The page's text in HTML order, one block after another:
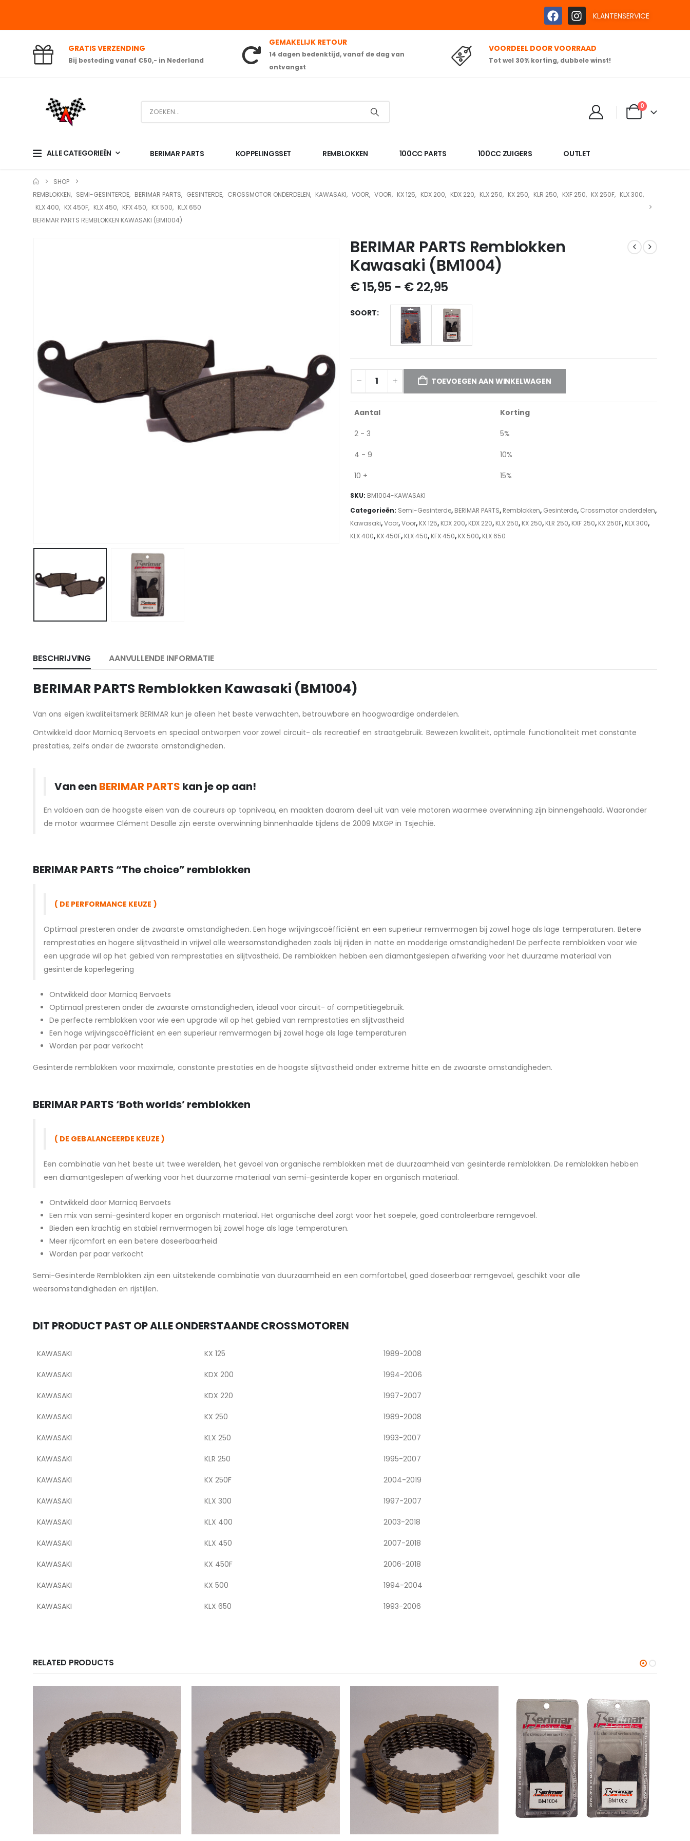
KLANTENSERVICE
GRATIS VERZENDING
Bij besteding vanaf €50,- in Nederland
GEMAKELIJK RETOUR
14 dagen bedenktijd, vanaf de dag van
ontvangst
VOORDEEL DOOR VOORRAAD
Tot wel 30% korting, dubbele winst!
0
ALLE CATEGORIEËN BERIMAR PARTS KOPPELINGSSET REMBLOKKEN 100CC PARTS 100CC ZUIGERS OUTLET
SHOP
REMBLOKKEN, SEMI-GESINTERDE, BERIMAR PARTS, GESINTERDE, CROSSMOTOR ONDERDELEN, KAWASAKI, VOOR, VOOR, KX 125, KDX 200, KDX 220, KLX 250, KX 250, KLR 250, KXF 250, KX 250F, KLX 300,
KLX 400, KX 450F, KLX 450, KFX 450, KX 500, KLX 650
BERIMAR PARTS REMBLOKKEN KAWASAKI (BM1004)
BERIMAR PARTS Remblokken
Kawasaki (BM1004)
€15,95 - €22,95
SOORT
TOEVOEGEN AAN WINKELWAGEN
Aantal Korting
2 - 3 5%
4 - 9 10%
10 + 15%
SKU: BM1004-KAWASAKI
Categorieën: Semi-Gesinterde, BERIMAR PARTS, Remblokken, Gesinterde, Crossmotor onderdelen,
Kawasaki,Voor,Voor, KX 125, KDX 200, KDX 220, KLX 250, KX 250, KLR 250, KXF 250, KX 250F, KLX 300,
KLX 400, KX 450F, KLX 450, KFX 450, KX 500, KLX 650
BESCHRIJVING AANVULLENDE INFORMATIE
BERIMAR PARTS Remblokken Kawasaki (BM1004)
Van ons eigen kwaliteitsmerk BERIMAR kun je alleen het beste verwachten, betrouwbare en hoogwaardige onderdelen.
Ontwikkeld door Marnicq Bervoets en speciaal ontworpen voor zowel circuit- als recreatief en straatgebruik. Bewezen kwaliteit, optimale functionaliteit met constante
prestaties, zelfs onder de zwaarste omstandigheden.
Van een BERIMAR PARTS kan je op aan!
En voldoen aan de hoogste eisen van de coureurs op topniveau, en maakten daarom deel uit van vele motoren waarmee overwinning zijn binnengehaald. Waaronder
de motor waarmee Clément Desalle zijn eerste overwinning binnenhaalde tijdens de 2009 MXGP in Tsjechië.
BERIMAR PARTS “The choice” remblokken
( DE PERFORMANCE KEUZE )
Optimaal presteren onder de zwaarste omstandigheden. Een hoge wrijvingscoëfficiënt en een superieur remvermogen bij zowel hoge als lage temperaturen. Betere
remprestaties en hogere slijtvastheid in vrijwel alle weersomstandigheden zoals bij rijden in natte en modderige omstandigheden! De perfecte remblokken voor wie
een upgrade wil op het gebied van remprestaties en slijtvastheid. De remblokken hebben een diamantgeslepen afwerking voor het duurzame materiaal van
gesinterde koperlegering
Ontwikkeld door Marnicq Bervoets
Optimaal presteren onder de zwaarste omstandigheden, ideaal voor circuit- of competitiegebruik.
De perfecte remblokken voor wie een upgrade wil op het gebied van remprestaties en slijtvastheid
Een hoge wrijvingscoëfficiënt en een superieur remvermogen bij zowel hoge als lage temperaturen
Worden per paar verkocht
Gesinterde remblokken voor maximale, constante prestaties en de hoogste slijtvastheid onder extreme hitte en de zwaarste omstandigheden.
BERIMAR PARTS ‘Both worlds’ remblokken
( DE GEBALANCEERDE KEUZE )
Een combinatie van het beste uit twee werelden, het gevoel van organische remblokken met de duurzaamheid van gesinterde remblokken. De remblokken hebben
een diamantgeslepen afwerking voor het duurzame materiaal van semi-gesinterde koper en organisch materiaal.
Ontwikkeld door Marnicq Bervoets
Een mix van semi-gesinterd koper en organisch materiaal. Het organische deel zorgt voor het soepele, goed controleerbare remgevoel.
Bieden een krachtig en stabiel remvermogen bij zowel hoge als lage temperaturen.
Meer rijcomfort en een betere doseerbaarheid
Worden per paar verkocht
Semi-Gesinterde Remblokken zijn een uitstekende combinatie van duurzaamheid en een comfortabel, goed doseerbaar remgevoel, geschikt voor alle
weersomstandigheden en rijstijlen.
DIT PRODUCT PAST OP ALLE ONDERSTAANDE CROSSMOTOREN
KAWASAKI KX 125 1989-2008
KAWASAKI KDX 200 1994-2006
KAWASAKI KDX 220 1997-2007
KAWASAKI KX 250 1989-2008
KAWASAKI KLX 250 1993-2007
KAWASAKI KLR 250 1995-2007
KAWASAKI KX 250F 2004-2019
KAWASAKI KLX 300 1997-2007
KAWASAKI KLX 400 2003-2018
KAWASAKI KLX 450 2007-2018
KAWASAKI KX 450F 2006-2018
KAWASAKI KX 500 1994-2004
KAWASAKI KLX 650 1993-2006
RELATED PRODUCTS